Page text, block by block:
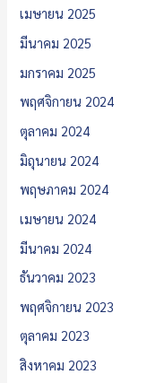
เมษายน 2025
มีนาคม 2025
มกราคม 2025
พฤศจิกายน 2024
ตุลาคม 2024
มิถุนายน 2024
พฤษภาคม 2024
เมษายน 2024
มีนาคม 2024
ธันวาคม 2023
พฤศจิกายน 2023
ตุลาคม 2023
สิงหาคม 2023